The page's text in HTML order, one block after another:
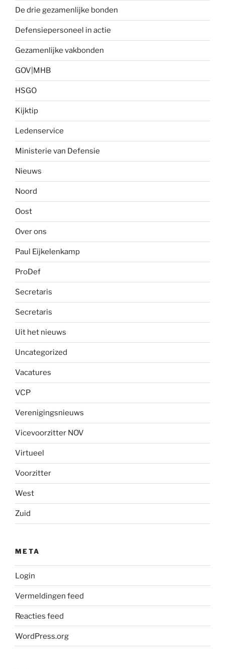
De drie gezamenlijke bonden
Defensiepersoneel in actie
Gezamenlijke vakbonden
GOV|MHB
HSGO
Kijktip
Ledenservice
Ministerie van Defensie
Nieuws
Noord
Oost
Over ons
Paul Eijkelenkamp
ProDef
Secretaris
Secretaris
Uit het nieuws
Uncategorized
Vacatures
VCP
Verenigingsnieuws
Vicevoorzitter NOV
Virtueel
Voorzitter
West
Zuid
META
Login
Vermeldingen feed
Reacties feed
WordPress.org